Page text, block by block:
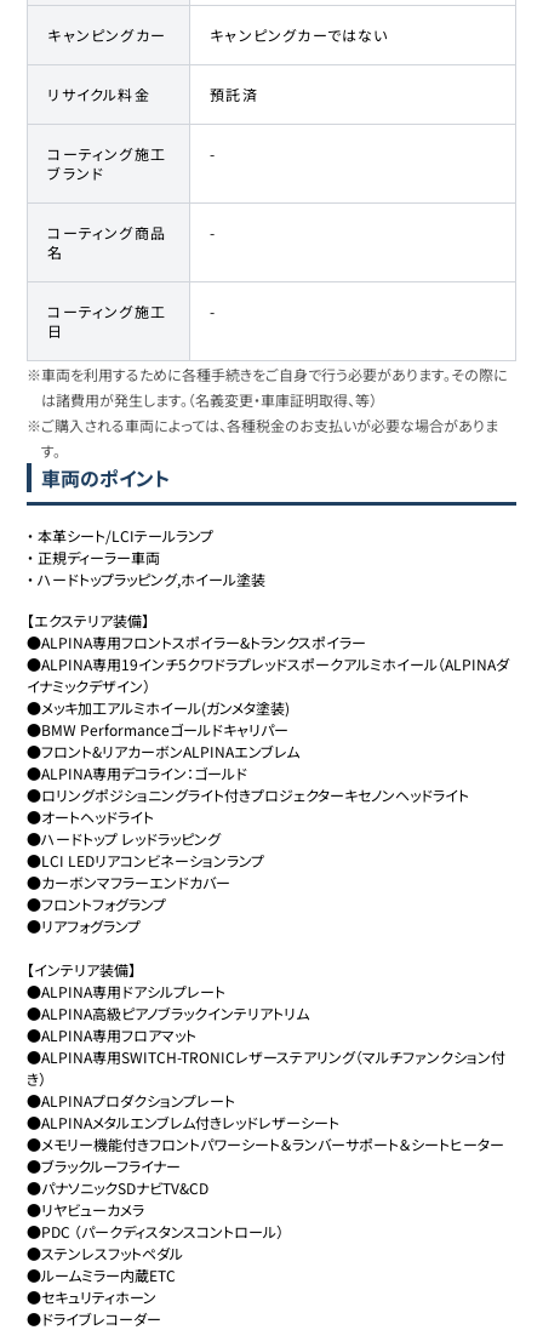
キャンピングカー キャンピングカーではない
リサイクル料金 預託済
コーティング施工
ブランド
-
コーティング商品
名
-
コーティング施工
日
-
※車両を利用するために各種手続きをご自身で行う必要があります。その際に
は諸費用が発生します。（名義変更・車庫証明取得、等）
※ご購入される車両によっては、各種税金のお支払いが必要な場合がありま
す。
車両のポイント
・本革シート/LCIテールランプ
・ 正規ディーラー車両
・ハードトップラッピング,ホイール塗装
【エクステリア装備】
●ALPINA専用フロントスポイラー&トランクスポイラー
●ALPINA専用19インチ5クワドラプレッドスポークアルミホイール（ALPINAダ
イナミックデザイン）
●メッキ加工アルミホイール(ガンメタ塗装)
●BMW Performanceゴールドキャリパー
●フロント&リアカーボンALPINAエンブレム
●ALPINA専用デコライン：ゴールド
●ロリングポジショニングライト付きプロジェクターキセノンヘッドライト
●オートヘッドライト
●ハードトップ レッドラッピング
●LCI LEDリアコンビネーションランプ
●カーボンマフラーエンドカバー
●フロントフォグランプ
●リアフォグランプ
【インテリア装備】
●ALPINA専用ドアシルプレート
●ALPINA高級ピアノブラックインテリアトリム
●ALPINA専用フロアマット
●ALPINA専用SWITCH-TRONICレザーステアリング（マルチファンクション付
き）
●ALPINAプロダクションプレート
●ALPINAメタルエンブレム付きレッドレザーシート
●メモリー機能付きフロントパワーシート＆ランバーサポート＆シートヒーター
●ブラックルーフライナー
●パナソニックSDナビTV&CD
●リヤビューカメラ
●PDC （パークディスタンスコントロール）
●ステンレスフットペダル
●ルームミラー内蔵ETC
●セキュリティホーン
●ドライブレコーダー